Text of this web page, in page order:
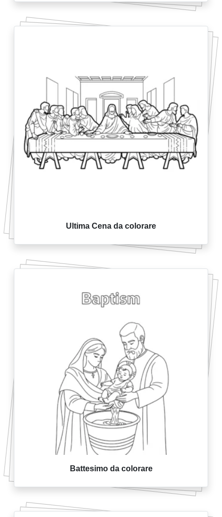
Ultima Cena da colorare
Battesimo da colorare